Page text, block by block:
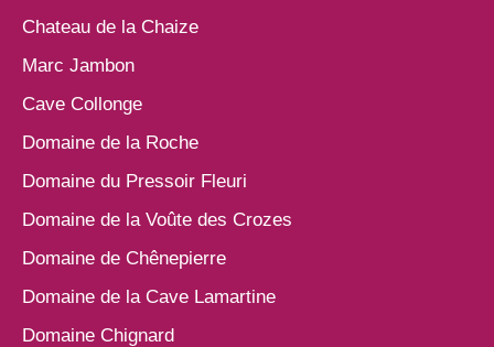
Chateau de la Chaize
Marc Jambon
Cave Collonge
Domaine de la Roche
Domaine du Pressoir Fleuri
Domaine de la Voûte des Crozes
Domaine de Chênepierre
Domaine de la Cave Lamartine
Domaine Chignard